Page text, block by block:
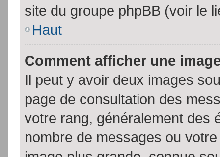
site du groupe phpBB (voir le
Haut
Comment afficher une
Il peut y avoir deux images
page de consultation des
votre rang, généralement des
nombre de messages ou